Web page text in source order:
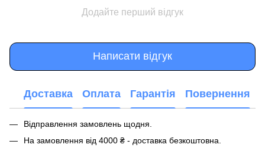
Додайте перший відгук
Написати відгук
Доставка Оплата Гарантія Повернення
Відправлення замовлень щодня.
На замовлення від 4000 ₴ - доставка безкоштовна.